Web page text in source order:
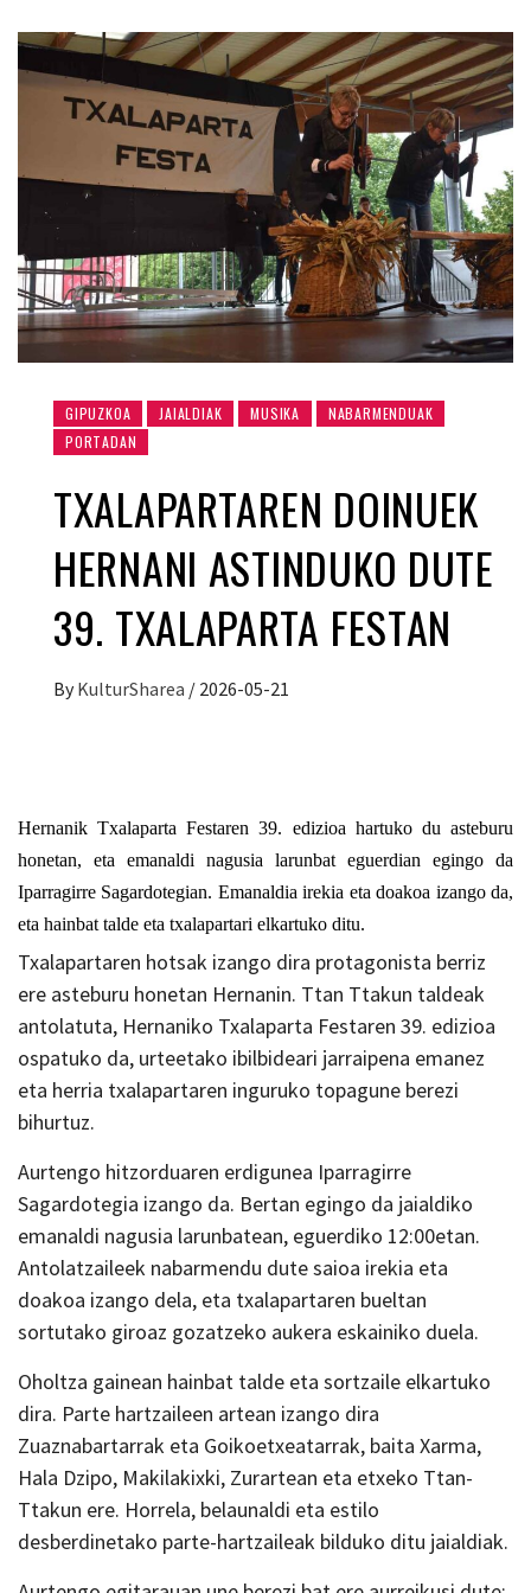
GIPUZKOA JAIALDIAK MUSIKA
NABARMENDUAK
PORTADAN
TXALAPARTAREN DOINUEK
HERNANI ASTINDUKO DUTE
39. TXALAPARTA FESTAN
By KulturSharea / 2026-05-21
Hernanik Txalaparta Festaren 39. edizioa hartuko du asteburu
honetan, eta emanaldi nagusia larunbat eguerdian egingo da
Iparragirre Sagardotegian. Emanaldia irekia eta doakoa izango da,
eta hainbat talde eta txalapartari elkartuko ditu.
Txalapartaren hotsak izango dira protagonista berriz
ere asteburu honetan Hernanin. Ttan Ttakun taldeak
antolatuta, Hernaniko Txalaparta Festaren 39. edizioa
ospatuko da, urteetako ibilbideari jarraipena emanez
eta herria txalapartaren inguruko topagune berezi
bihurtuz.
Aurtengo hitzorduaren erdigunea Iparragirre
Sagardotegia izango da. Bertan egingo da jaialdiko
emanaldi nagusia larunbatean, eguerdiko 12:00etan.
Antolatzaileek nabarmendu dute saioa irekia eta
doakoa izango dela, eta txalapartaren bueltan
sortutako giroaz gozatzeko aukera eskainiko duela.
Oholtza gainean hainbat talde eta sortzaile elkartuko
dira. Parte hartzaileen artean izango dira
Zuaznabartarrak eta Goikoetxeatarrak, baita Xarma,
Hala Dzipo, Makilakixki, Zurartean eta etxeko Ttan-
Ttakun ere. Horrela, belaunaldi eta estilo
desberdinetako parte-hartzaileak bilduko ditu jaialdiak.